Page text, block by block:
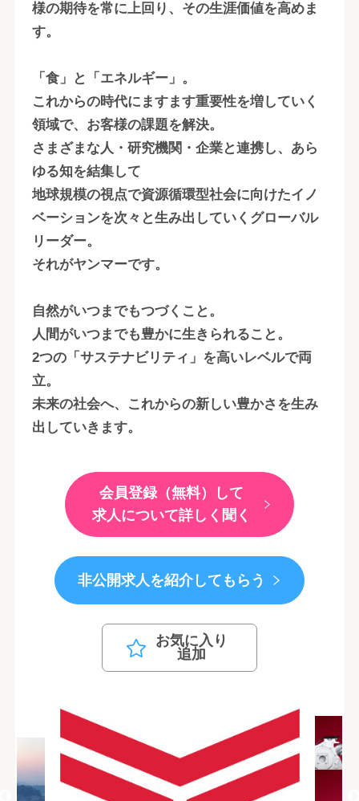
様の期待を常に上回り、その生涯価値を高めま
す。
「食」と「エネルギー」。
これからの時代にますます重要性を増していく
領域で、お客様の課題を解決。
さまざまな人・研究機関・企業と連携し、あら
ゆる知を結集して
地球規模の視点で資源循環型社会に向けたイノ
ベーションを次々と生み出していくグローバル
リーダー。
それがヤンマーです。
自然がいつまでもつづくこと。
人間がいつまでも豊かに生きられること。
2つの「サステナビリティ」を高いレベルで両
立。
未来の社会へ、これからの新しい豊かさを生み
出していきます。
会員登録（無料）して
求人について詳しく聞く
非公開求人を紹介してもらう
お気に入り
追加